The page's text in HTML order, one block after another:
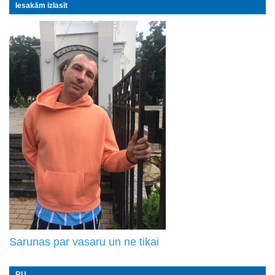
Iesakām izlasīt
Sarunas par vasaru un ne tikai